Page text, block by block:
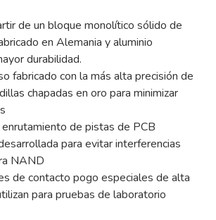
de un bloque monolítico sólido de
en Alemania y aluminio
durabilidad.
fabricado con la más alta precisión de
chapadas en oro para minimizar
de pistas de PCB
para evitar interferencias
NAND
de contacto pogo especiales de alta
para pruebas de laboratorio